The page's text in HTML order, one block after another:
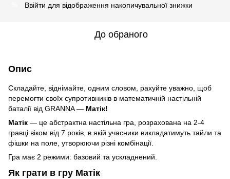
Ввійти для відображення накопичувальної знижки
До обраного
Опис
Складайте, віднімайте, одним словом, рахуйте уважно, щоб
перемогти своїх супротивників в математичній настільній
баталії від GRANNA — Матік!
Матік — це абстрактна настільна гра, розрахована на 2-4
гравці віком від 7 років, в якій учасники викладатимуть тайли та
фішки на поле, утворюючи різні комбінації.
Гра має 2 режими: базовий та ускладнений.
Як грати в гру Матік